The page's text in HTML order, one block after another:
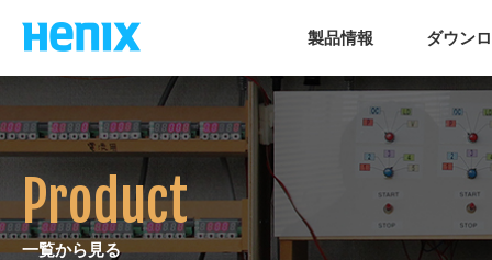
製品情報 ダウン
Product
一覧から見る